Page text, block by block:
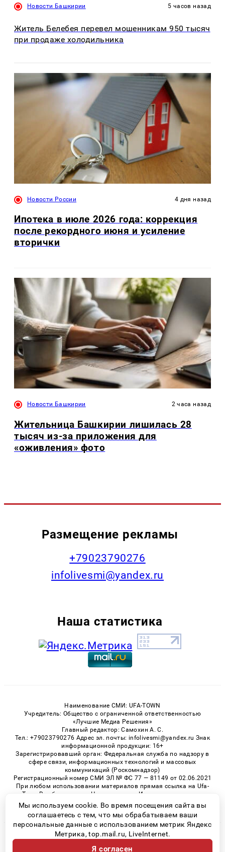
Новости Башкирии 5 часов назад
Житель Белебея перевел мошенникам 950 тысяч
при продаже холодильника
Новости России 4 дня назад
Ипотека в июле 2026 года: коррекция
после рекордного июня и усиление
вторички
Новости Башкирии 2 часа назад
Жительница Башкирии лишилась 28
тысяч из-за приложения для
«оживления» фото
Размещение рекламы
+79023790276
infolivesmi@yandex.ru
Наша статистика
Наименование СМИ: UFA-TOWN
Учредитель: Общество с ограниченной ответственностью
«Лучшие Медиа Решения»
Главный редактор: Самохин А. С.
Тел.: +79023790276 Адрес эл. почты: infolivesmi@yandex.ru Знак
информационной продукции: 16+
Зарегистрировавший орган: Федеральная служба по надзору в
сфере связи, информационных технологий и массовых
коммуникаций (Роскомнадзор)
Регистрационный номер СМИ ЭЛ № ФС 77 — 81149 от 02.06.2021
При любом использовании материалов прямая ссылка на Ufa-
Town.Ru обязательна. Цитирование в Интернете возможно
только при наличии письменного разрешения.
© 2026 «Ufa-Town» | Все права защищены
Возрастная категория сайта 16+
Мы используем cookie. Во время посещения сайта вы
соглашаетесь с тем, что мы обрабатываем ваши
персональные данные с использованием метрик Яндекс
Метрика, top.mail.ru, LiveInternet.
Я согласен